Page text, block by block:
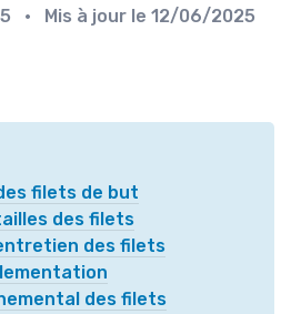
• Mis à jour le 12/06/2025
filets de but
des filets
des filets
des filets